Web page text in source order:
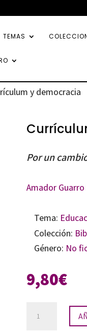
TEMAS
y democracia
Por un
Amador Guarro
Tema:
Colección:
Género: No
9,80€